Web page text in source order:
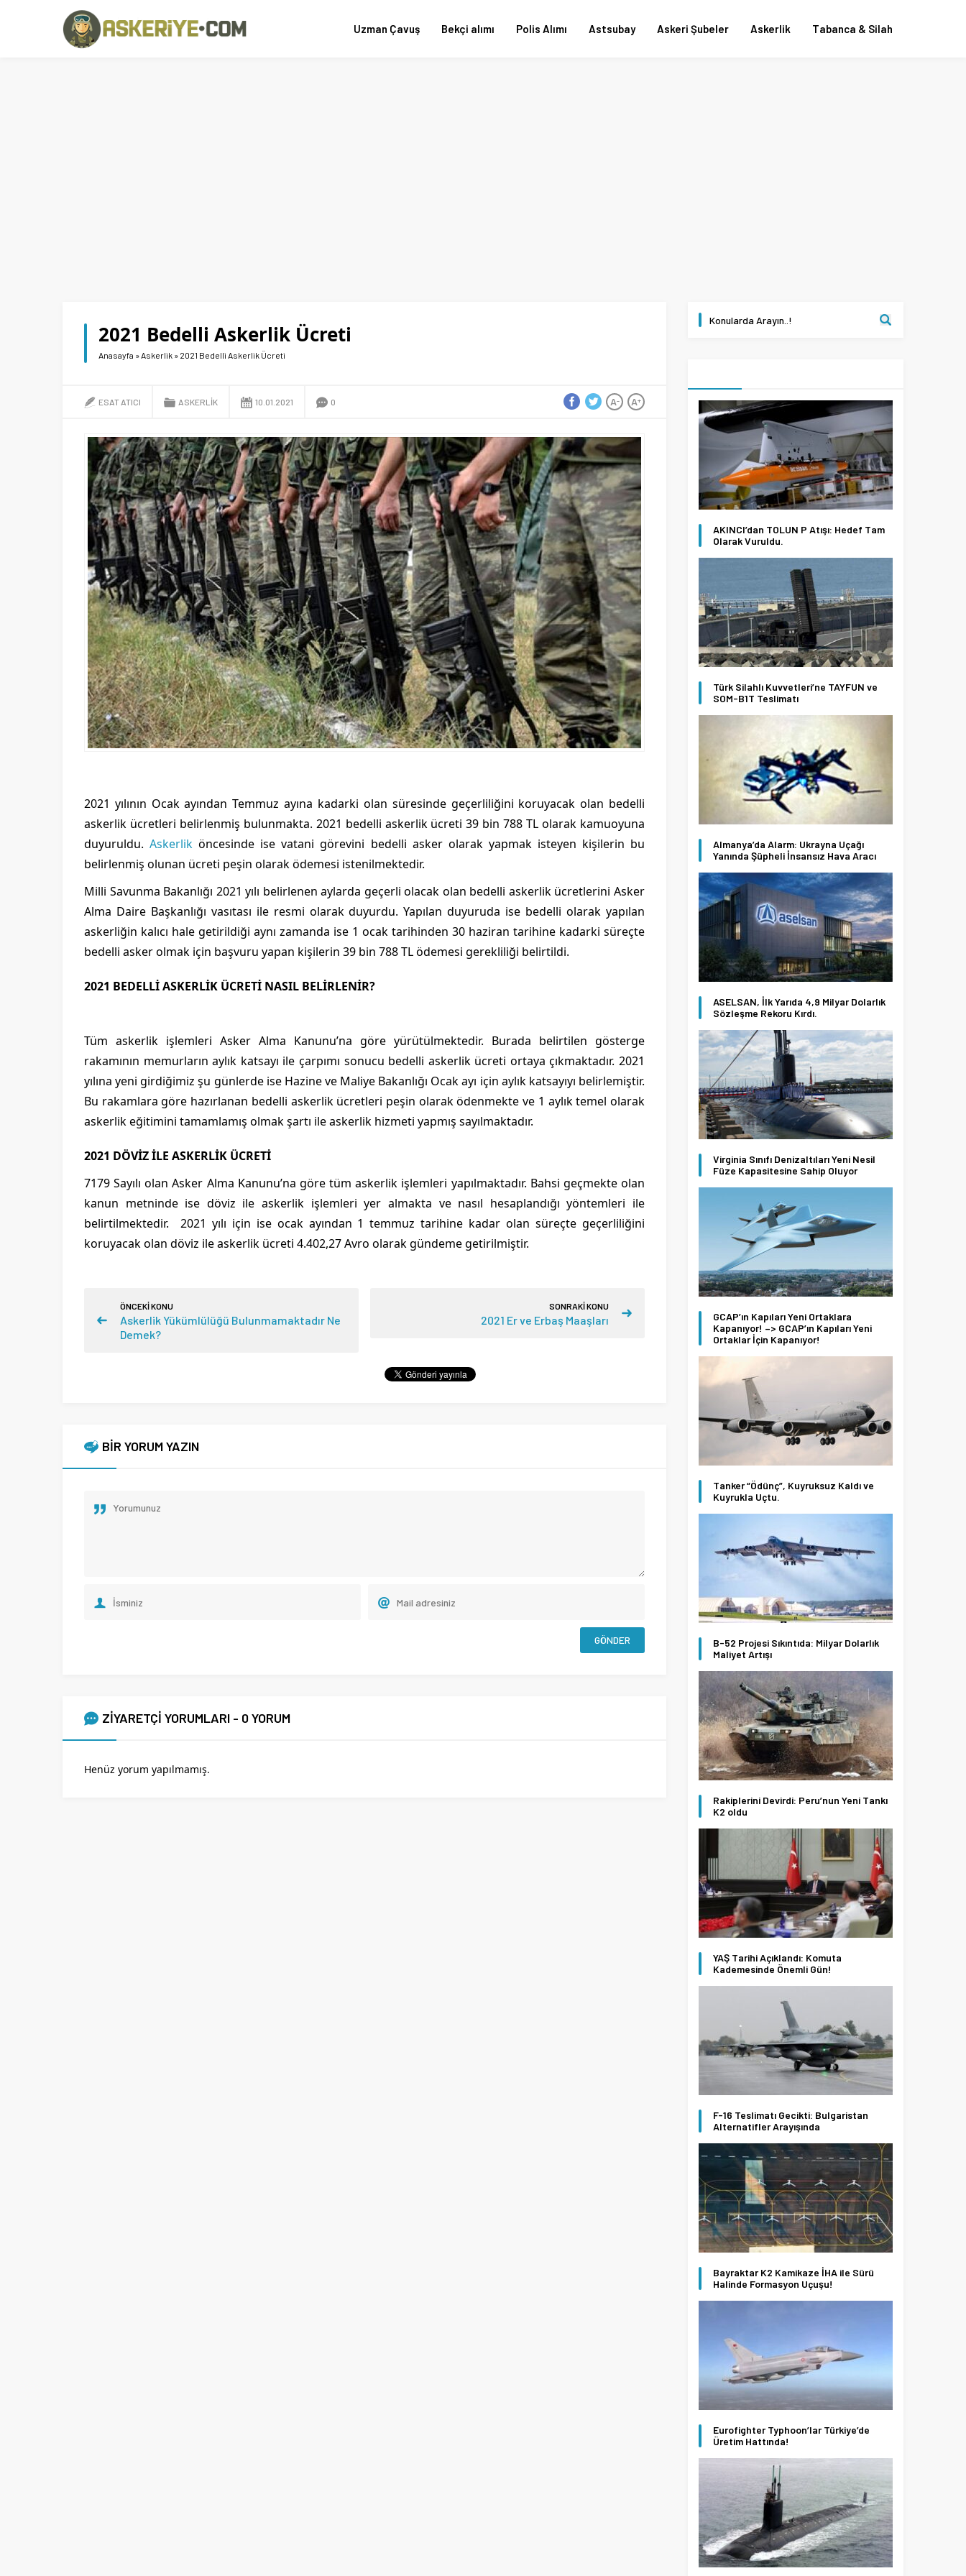
Uzman Çavuş Bekçi alımı Polis Alımı Astsubay Askeri Şubeler Askerlik Tabanca & Silah
2021 Bedelli Askerlik Ücreti
Anasayfa »Askerlik » 2021 Bedelli Askerlik Ücreti
ESAT ATICI ASKERLIK 10.01.2021 0 A+
A-
2021 yılının Ocak ayından Temmuz ayına kadarki olan süresinde geçerliliğini koruyacak olan bedelli
askerlik ücretleri belirlenmiş bulunmakta. 2021 bedelli askerlik ücreti 39 bin 788 TL olarak kamuoyuna
duyuruldu.Askerlik öncesinde ise vatani görevini bedelli asker olarak yapmak isteyen kişilerin bu
belirlenmiş olunan ücreti peşin olarak ödemesi istenilmektedir.
Milli Savunma Bakanlığı 2021 yılı belirlenen aylarda geçerli olacak olan bedelli askerlik ücretlerini Asker
Alma Daire Başkanlığı vasıtası ile resmi olarak duyurdu. Yapılan duyuruda ise bedelli olarak yapılan
askerliğin kalıcı hale getirildiği aynı zamanda ise 1 ocak tarihinden 30 haziran tarihine kadarki süreçte
bedelli asker olmak için başvuru yapan kişilerin 39 bin 788 TL ödemesi gerekliliği belirtildi.
2021 BEDELLİ ASKERLİK ÜCRETİ NASIL BELİRLENİR?
Tüm askerlik işlemleri Asker Alma Kanunu’na göre yürütülmektedir. Burada belirtilen gösterge
rakamının memurların aylık katsayı ile çarpımı sonucu bedelli askerlik ücreti ortaya çıkmaktadır. 2021
yılına yeni girdiğimiz şu günlerde ise Hazine ve Maliye Bakanlığı Ocak ayı için aylık katsayıyı belirlemiştir.
Bu rakamlara göre hazırlanan bedelli askerlik ücretleri peşin olarak ödenmekte ve 1 aylık temel olarak
askerlik eğitimini tamamlamış olmak şartı ile askerlik hizmeti yapmış sayılmaktadır.
2021 DÖVİZ İLE ASKERLİK ÜCRETİ
7179 Sayılı olan Asker Alma Kanunu’na göre tüm askerlik işlemleri yapılmaktadır. Bahsi geçmekte olan
kanun metninde ise döviz ile askerlik işlemleri yer almakta ve nasıl hesaplandığı yöntemleri ile
belirtilmektedir. 2021 yılı için ise ocak ayından 1 temmuz tarihine kadar olan süreçte geçerliliğini
koruyacak olan döviz ile askerlik ücreti 4.402,27 Avro olarak gündeme getirilmiştir.
ÖNCEKİ KONU
Askerlik Yükümlülüğü Bulunmamaktadır Ne
Demek?
SONRAKİ KONU
2021 Er ve Erbaş Maaşları
BİR YORUM YAZIN
ZİYARETÇİ YORUMLARI - 0 YORUM
Henüz yorum yapılmamış.
AKINCI’dan TOLUN P Atışı: Hedef Tam
Olarak Vuruldu.
Türk Silahlı Kuvvetleri’ne TAYFUN ve
SOM-B1T Teslimatı
Almanya’da Alarm: Ukrayna Uçağı
Yanında Şüpheli İnsansız Hava Aracı
ASELSAN, İlk Yarıda 4,9 Milyar Dolarlık
Sözleşme Rekoru Kırdı.
Virginia Sınıfı Denizaltıları Yeni Nesil
Füze Kapasitesine Sahip Oluyor
GCAP’ın Kapıları Yeni Ortaklara
Kapanıyor! –> GCAP’ın Kapıları Yeni
Ortaklar İçin Kapanıyor!
Tanker “Ödünç”, Kuyruksuz Kaldı ve
Kuyrukla Uçtu.
B-52 Projesi Sıkıntıda: Milyar Dolarlık
Maliyet Artışı
Rakiplerini Devirdi: Peru’nun Yeni Tankı
K2 oldu
YAŞ Tarihi Açıklandı: Komuta
Kademesinde Önemli Gün!
F-16 Teslimatı Gecikti: Bulgaristan
Alternatifler Arayışında
Bayraktar K2 Kamikaze İHA ile Sürü
Halinde Formasyon Uçuşu!
Eurofighter Typhoon’lar Türkiye’de
Üretim Hattında!